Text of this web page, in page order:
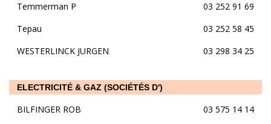
Temmerman P
03 252 91 69
Tepau
03 252 58 45
WESTERLINCK JURGEN
03 298 34 25
ELECTRICITÉ & GAZ (SOCIÉTÉS D')
BILFINGER ROB
03 575 14 14